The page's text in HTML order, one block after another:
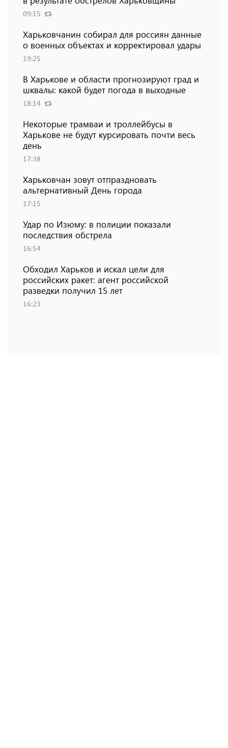
09:15
Харьковчанин собирал для россиян данные
о военных объектах и ​​корректировал удары
19:25
В Харькове и области прогнозируют град и
шквалы: какой будет погода в выходные
18:14
Некоторые трамваи и троллейбусы в
Харькове не будут курсировать почти весь
день
17:38
Харьковчан зовут отпраздновать
альтернативный День города
17:15
Удар по Изюму: в полиции показали
последствия обстрела
16:54
Обходил Харьков и искал цели для
российских ракет: агент российской
разведки получил 15 лет
16:23